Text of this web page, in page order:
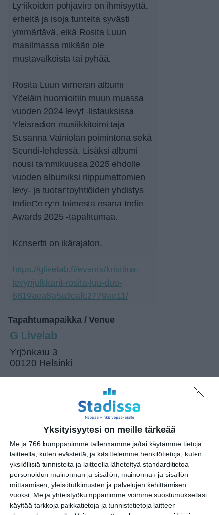
Yksityisyytesi on meille tärkeää
Me ja 766 kumppanimme tallennamme ja/tai käytämme tietoja
laitteella, kuten evästeitä, ja käsittelemme henkilötietoja, kuten
yksilöllisiä tunnisteita ja laitteella lähetettyä standarditietoa
personoidun mainonnan ja sisällön, mainonnan ja sisällön
mittaamisen, yleisötutkimusten ja palvelujen kehittämisen
vuoksi. Me ja yhteistyökumppanimme voimme suostumuksellasi
käyttää tarkkoja paikkatietoja ja tunnistetietoja laitteen
Lyriikoiden pohjavire on ihmisyyttä,
erheitä ja isoja tunteita syvästi
ymmärtävä, eikä Rosita Luun
maailmassa mikään ole
mustavalkoista tai pyhää.
Rosita Luun viimeisin albumi
Yöeläin huomioitiin muun muassa
vuoden 2024 levyt -listauksissa
Yleisradion musiikkitoimittaja
Susanna Vainiolan poimintona sekä
Soundi-lehdessä. Lisäksi albumi
nousi tammikuussa 2025 ehdolle
vuoden albumiksi riippumattomien
levy- ja tuotantoyhtiöiden yhdistys
IndieCo ry:n toimesta osana Indie
Awards 2025 -tapahtumaa.
Konsertti on ikärajaton.
https://glivelab.fi/events/kristiina-
levynjulkkarit-rosita-luu-duo-
6819aea8a5a3cafc2779ae11/
Tapahtumapaikka / Venue
G Livelab
Yrjönkatu 3
00120 Helsinki
Kopioi tapahtuman linkki / Copy event
Tilaa tapahtumavinkit sähköpostiisi
Jaa tapahtuma valitsemassasi
palvelussa / share this event on:
ShareFacebookWhatsApp
Tumblr
X
Copy
Link
Messenger
Telegram
LinkedIn